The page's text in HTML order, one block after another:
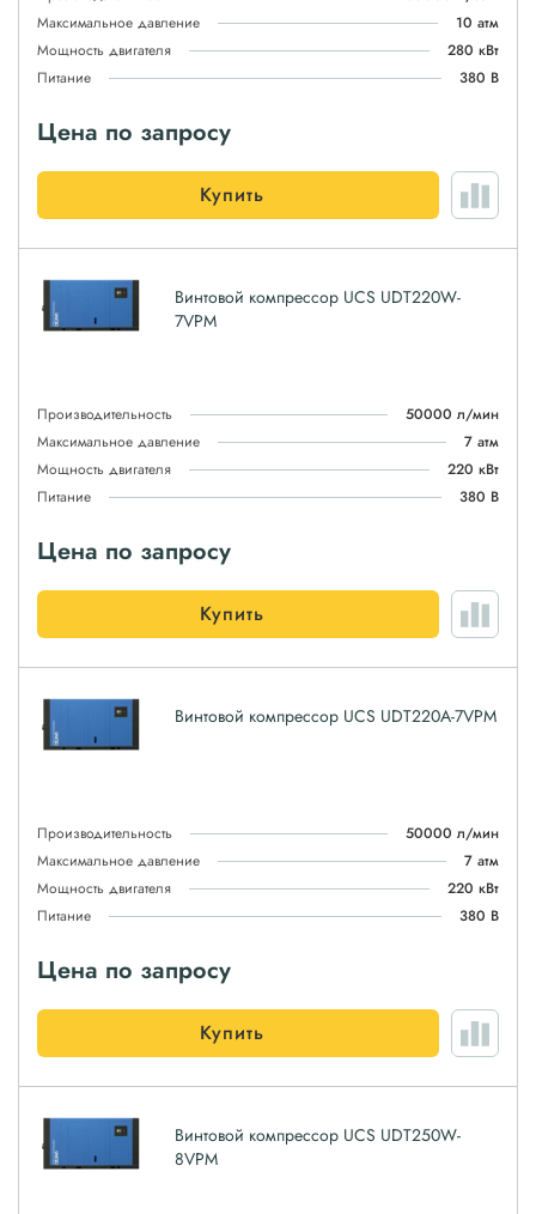
Максимальное давление
10 атм
Мощность двигателя
280 кВт
Питание
380 В
Цена по запросу
Купить
Винтовой компрессор UCS UDT220W-
7VPM
Производительность
50000 л/мин
Максимальное давление
7 атм
Мощность двигателя
220 кВт
Питание
380 В
Цена по запросу
Купить
Винтовой компрессор UCS UDT220A-7VPM
Производительность
50000 л/мин
Максимальное давление
7 атм
Мощность двигателя
220 кВт
Питание
380 В
Цена по запросу
Купить
Винтовой компрессор UCS UDT250W-
8VPM